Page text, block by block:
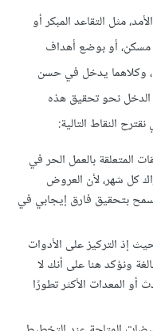
مثل التقاعد المبكر أو
مسكن، أو بوضع أهداف
وكلاهما يدخل في حسن
الدخل نحو تحقيق هذه
النقاط التالية:
المتعلقة بالعمل الحر في
كل شهر، لأن العروض
بتحقيق فارق إيجابي في
إذ التركيز على الأدوات
ونؤكد هنا على أنك لا
أو المعدات الأكثر تطورًا